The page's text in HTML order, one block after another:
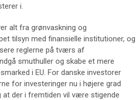
i.
alt fra grønvaskning og
tilsyn med finansielle institutioner, og
reglerne på tværs af
smuthuller og skabe et mere
i EU. For danske investorer
for investeringer nu i højere grad
der i fremtiden vil være stigende